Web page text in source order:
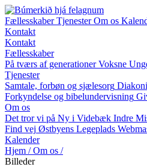
FællesskaberTjenesterOm os
Kontakt
Kontakt
Fællesskaber
På tværs af generationer Voksne
Tjenester
Samtale, forbøn og sjælesorg
Forkyndelse og bibelundervisning
Om os
Det tror vi på Ny i Videbæk Indre
Find vej Østbyens Legeplads
Kalender
Hjem / Om os /
Billeder